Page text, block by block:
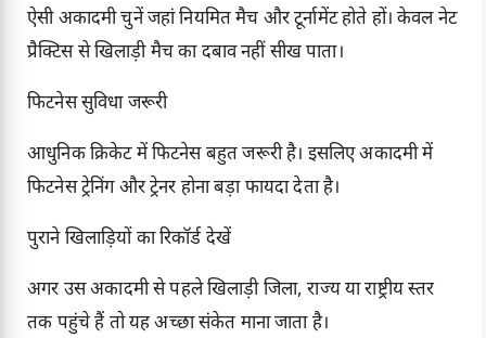
ऐसी अकादमी चुनें जहां नियमित मैच और टूर्नामेंट होते हों। केवल नेट
प्रैक्टिस से खिलाड़ी मैच का दबाव नहीं सीख पाता।
फिटनेस सुविधा जरूरी
आधुनिक क्रिकेट में फिटनेस बहुत जरूरी है। इसलिए अकादमी में
फिटनेस ट्रेनिंग और ट्रेनर होना बड़ा फायदा देता है।
पुराने खिलाड़ियों का रिकॉर्ड देखें
अगर उस अकादमी से पहले खिलाड़ी जिला, राज्य या राष्ट्रीय स्तर
तक पहुंचे हैं तो यह अच्छा संकेत माना जाता है।